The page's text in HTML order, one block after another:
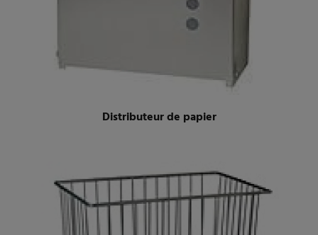
Distributeur de papier